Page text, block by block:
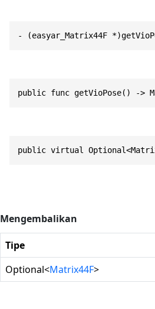
- (easyar_Matrix44F
public func getVioPose() ->
public virtual
Mengembalikan
Tipe
Optional<Matrix44F>